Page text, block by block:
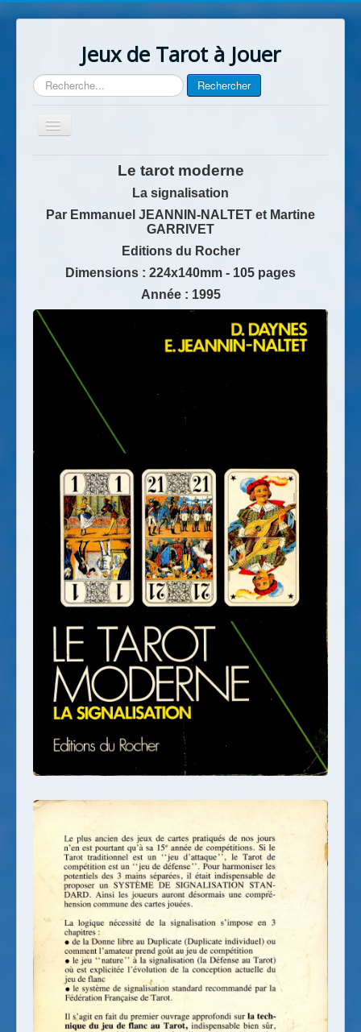
Jeux de Tarot à Jouer
Rechercher Rechercher
Basculer
la
Le tarot moderne
La signalisation
Par Emmanuel JEANNIN-NALTET et Martine
GARRIVET
Editions du Rocher
Dimensions : 224x140mm - 105 pages
Année : 1995